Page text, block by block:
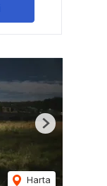
Harta
Next